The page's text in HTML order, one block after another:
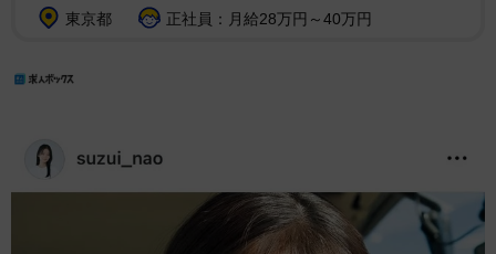
東京都
正社員：月給28万円～40万円